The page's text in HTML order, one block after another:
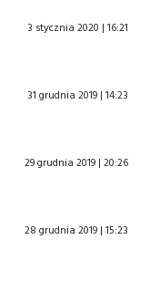
3 stycznia 2020 | 16:21
31 grudnia 2019 | 14:23
29 grudnia 2019 | 20:26
28 grudnia 2019 | 15:23